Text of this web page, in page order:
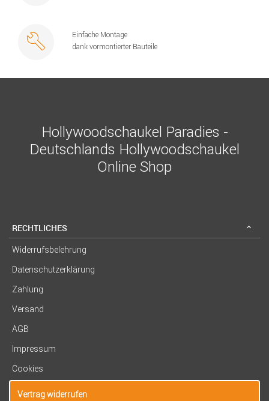
Einfache Montage
dank vormontierter Bauteile
Hollywoodschaukel Paradies -
Deutschlands Hollywoodschaukel
Online Shop
RECHTLICHES
Widerrufsbelehrung
Datenschutzerklärung
Zahlung
Versand
AGB
Impressum
Cookies
Vertrag widerrufen